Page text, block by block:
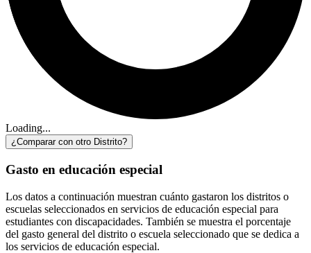
Loading...
¿Comparar con otro Distrito?
Gasto en educación especial
Los datos a continuación muestran cuánto gastaron los distritos o
escuelas seleccionados en servicios de educación especial para
estudiantes con discapacidades. También se muestra el porcentaje
del gasto general del distrito o escuela seleccionado que se dedica a
los servicios de educación especial.